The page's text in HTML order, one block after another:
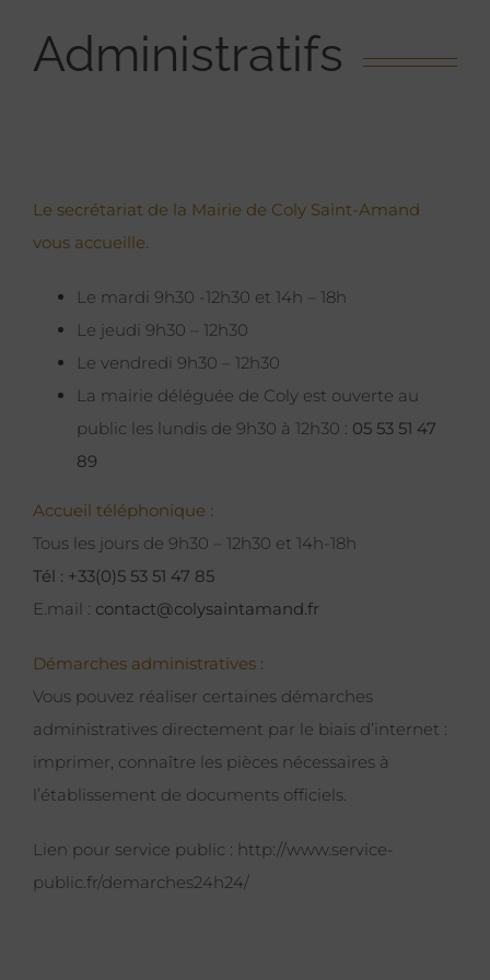
Administratifs
Le secrétariat de la Mairie de Coly Saint-Amand
vous accueille.
Le mardi 9h30 -12h30 et 14h – 18h
Le jeudi 9h30 – 12h30
Le vendredi 9h30 – 12h30
La mairie déléguée de Coly est ouverte au
public les lundis de 9h30 à 12h30 : 05 53 51 47
89
Accueil téléphonique :
Tous les jours de 9h30 – 12h30 et 14h-18h
Tél : +33(0)5 53 51 47 85
E.mail : contact@colysaintamand.fr
Démarches administratives :
Vous pouvez réaliser certaines démarches
administratives directement par le biais d’internet :
imprimer, connaître les pièces nécessaires à
l’établissement de documents officiels.
Lien pour service public : http://www.service-
public.fr/demarches24h24/